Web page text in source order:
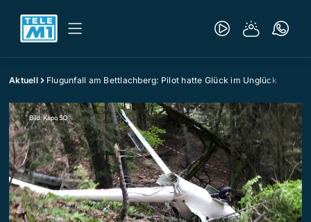
Aktuell Flugunfall am Bettlachberg: Pilot hatte Glück im Unglück